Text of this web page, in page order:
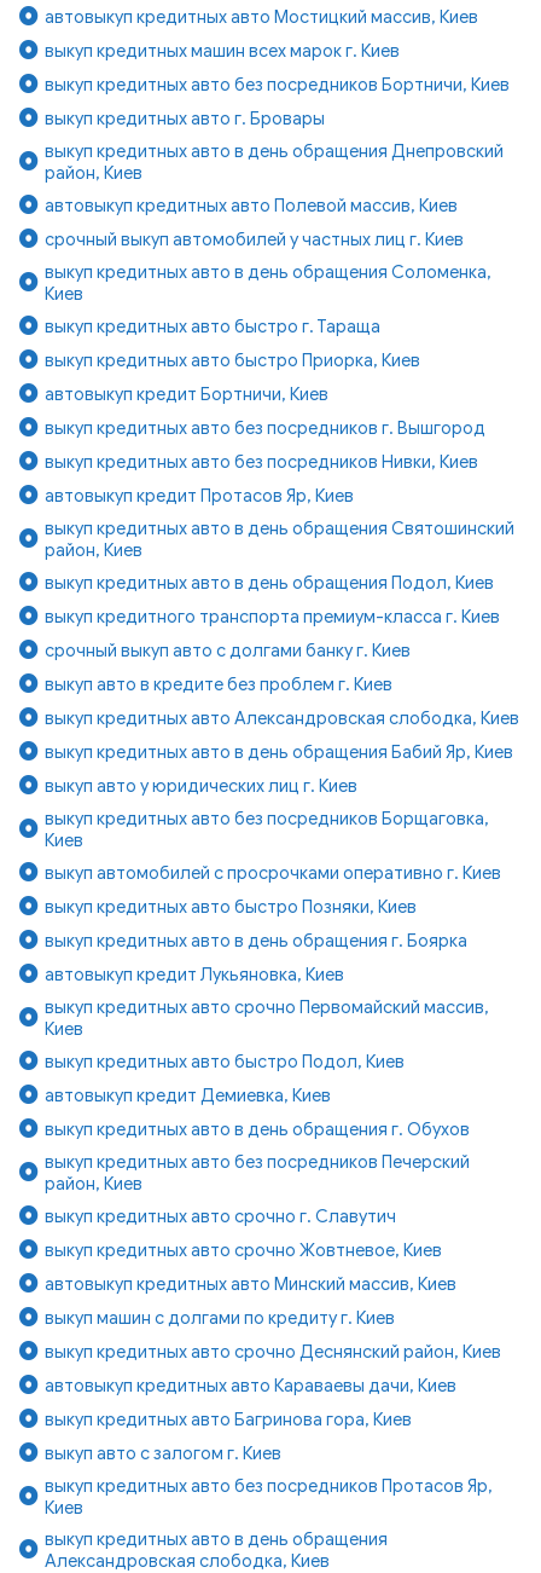
автовыкуп кредитных авто Мостицкий массив, Киев
выкуп кредитных машин всех марок г. Киев
выкуп кредитных авто без посредников Бортничи, Киев
выкуп кредитных авто г. Бровары
выкуп кредитных авто в день обращения Днепровский
район, Киев
автовыкуп кредитных авто Полевой массив, Киев
срочный выкуп автомобилей у частных лиц г. Киев
выкуп кредитных авто в день обращения Соломенка,
Киев
выкуп кредитных авто быстро г. Тараща
выкуп кредитных авто быстро Приорка, Киев
автовыкуп кредит Бортничи, Киев
выкуп кредитных авто без посредников г. Вышгород
выкуп кредитных авто без посредников Нивки, Киев
автовыкуп кредит Протасов Яр, Киев
выкуп кредитных авто в день обращения Святошинский
район, Киев
выкуп кредитных авто в день обращения Подол, Киев
выкуп кредитного транспорта премиум-класса г. Киев
срочный выкуп авто с долгами банку г. Киев
выкуп авто в кредите без проблем г. Киев
выкуп кредитных авто Александровская слободка, Киев
выкуп кредитных авто в день обращения Бабий Яр, Киев
выкуп авто у юридических лиц г. Киев
выкуп кредитных авто без посредников Борщаговка,
Киев
выкуп автомобилей с просрочками оперативно г. Киев
выкуп кредитных авто быстро Позняки, Киев
выкуп кредитных авто в день обращения г. Боярка
автовыкуп кредит Лукьяновка, Киев
выкуп кредитных авто срочно Первомайский массив,
Киев
выкуп кредитных авто быстро Подол, Киев
автовыкуп кредит Демиевка, Киев
выкуп кредитных авто в день обращения г. Обухов
выкуп кредитных авто без посредников Печерский
район, Киев
выкуп кредитных авто срочно г. Славутич
выкуп кредитных авто срочно Жовтневое, Киев
автовыкуп кредитных авто Минский массив, Киев
выкуп машин с долгами по кредиту г. Киев
выкуп кредитных авто срочно Деснянский район, Киев
автовыкуп кредитных авто Караваевы дачи, Киев
выкуп кредитных авто Багринова гора, Киев
выкуп авто с залогом г. Киев
выкуп кредитных авто без посредников Протасов Яр,
Киев
выкуп кредитных авто в день обращения
Александровская слободка, Киев